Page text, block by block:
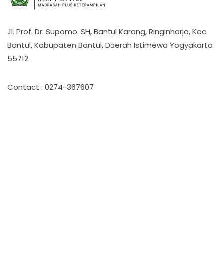
Jl. Prof. Dr. Supomo. SH, Bantul Karang, Ringinharjo, Kec.
Bantul, Kabupaten Bantul, Daerah Istimewa Yogyakarta
55712
Contact : 0274-367607